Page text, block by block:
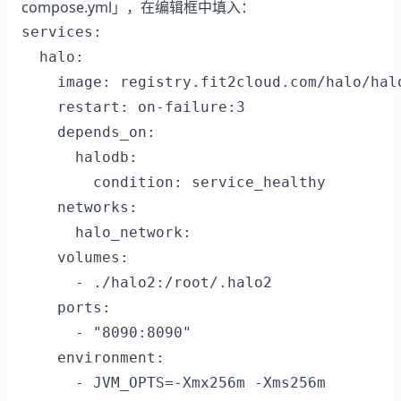
compose.yml」，在编辑框中填入：
services:
  halo:
image: registry.fit2cloud.com/halo/
    restart: on-failure:3
    depends_on:
      halodb:
        condition: service_healthy
    networks:
      halo_network:
    volumes:
      - ./halo2:/root/.halo2
    ports:
      - "8090:8090"
    environment:
      - JVM_OPTS=-Xmx256m -Xms256m